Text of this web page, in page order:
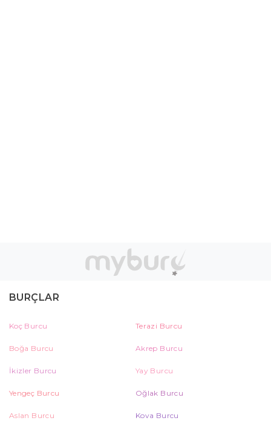
BURÇLAR
Koç Burcu Terazi Burcu
Boğa Burcu Akrep Burcu
İkizler Burcu Yay Burcu
Yengeç Burcu Oğlak Burcu
Aslan Burcu Kova Burcu